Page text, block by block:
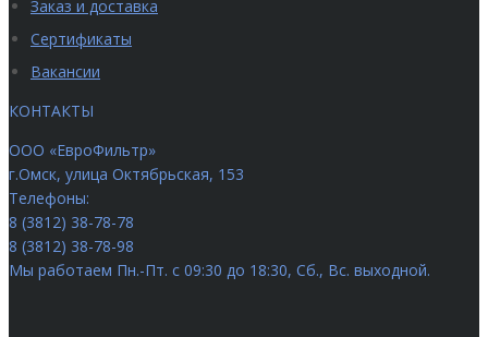
Заказ и доставка
Сертификаты
Вакансии
КОНТАКТЫ
ООО «ЕвроФильтр»
г.Омск, улица Октябрьская, 153
Телефоны:
8 (3812) 38-78-78
8 (3812) 38-78-98
Мы работаем Пн.-Пт. с 09:30 до 18:30, Сб., Вс. выходной.